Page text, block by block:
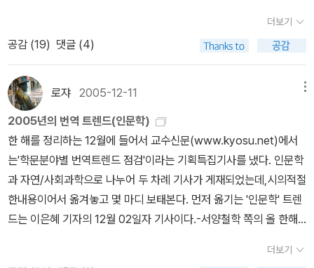
해 보기로~유발 하라리나 유시민같이 유명 저자 책은 이미 읽었거나
는 책 찾는 것도 꽤나 일이다😑​전자책은 손쉽게 접근만 가능하다면
구매나 대여나 큰 차이 없다고 생각한다. 소장하면 여러 번 읽을 거 같
지만 매일 쏟아져 나오는 책 속에서 사실상 그리 잘 되지도 않고. 밑줄
긋기 체크, 리뷰 쓰기 등 읽은 뒤처리만 잘 한다면야 대여가 훨씬 경제
적이다. 그래서 지속적으로 이용할 내실 있는 플랫폼이 중요. 교보나
yes24 북클럽은 이 시류를 잘 읽었다고 보는데 알라딘 서점도 대응
이 필요하리라 본다. 🚫 주의도서조던 피터슨 『12가지 인생의 법
칙』읽더라도 비판적으로! 매우 신중을 요함!​불안해하며 읽기 시작했
는데전형적인 미국식 자기계발서​진화론, 생물학, 뇌과학, 사회학, 문
너지는 비합리, 궤변이 느껴진다.도교 등 여타 종교 비교로도 합리화
더보기
공감 (19) 댓글 (4)
로쟈 2005-12-11
2005년의 번역 트렌드(인문학)
한 해를 정리하는 12월에 들어서 교수신문(www.kyosu.net)에서
는'학문분야별 번역트렌드 점검'이라는 기획특집기사를 냈다. 인문학
과 자연/사회과학으로 나누어 두 차례 기사가 게재되었는데,시의적절
한내용이어서 옮겨놓고 몇 마디 보태본다. 먼저 옮기는 '인문학' 트렌
드는 이은혜 기자의 12월 02일자 기사이다.-서양철학 쪽의 올 한해
한 사상가의 사상을 모두 번역해내겠다는 의지에서 연속적으로 이어
더보기